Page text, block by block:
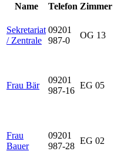
Name
Telefon Zimmer
Sekretariat
/ Zentrale
09201
987-0
OG 13
Frau Bär
09201
987-16
EG 05
Frau
Bauer
09201
987-28
EG 02